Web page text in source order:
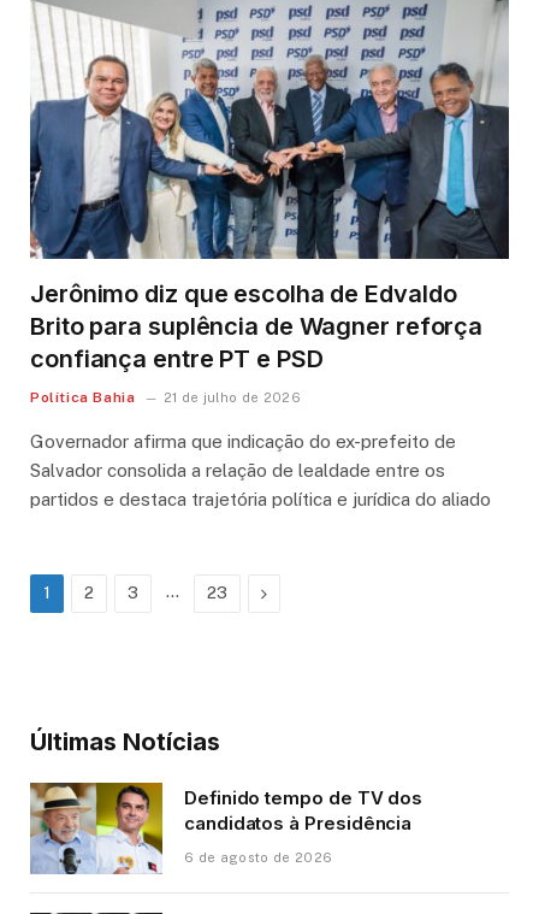
Jerônimo diz que escolha de Edvaldo
Brito para suplência de Wagner reforça
confiança entre PT e PSD
Política Bahia 21 de julho de 2026
Governador afirma que indicação do ex-prefeito de
Salvador consolida a relação de lealdade entre os
partidos e destaca trajetória política e jurídica do aliado
1 2 3 … 23 Next
Últimas Notícias
Definido tempo de TV dos
candidatos à Presidência
6 de agosto de 2026